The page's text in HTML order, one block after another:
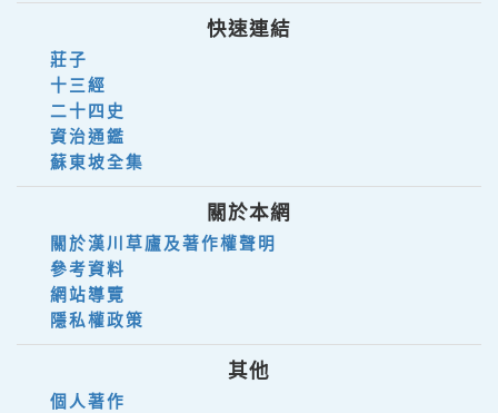
快速連結
莊子
十三經
二十四史
資治通鑑
蘇東坡全集
關於本網
關於漢川草廬及著作權聲明
參考資料
網站導覽
隱私權政策
其他
個人著作